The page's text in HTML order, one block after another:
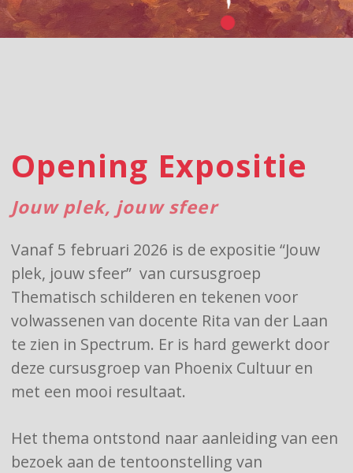
Opening Expositie
Jouw plek, jouw sfeer
Vanaf 5 februari 2026 is de expositie “Jouw
plek, jouw sfeer” van cursusgroep
Thematisch schilderen en tekenen voor
volwassenen van docente Rita van der Laan
te zien in Spectrum. Er is hard gewerkt door
deze cursusgroep van Phoenix Cultuur en
met een mooi resultaat.
Het thema ontstond naar aanleiding van een
bezoek aan de tentoonstelling van